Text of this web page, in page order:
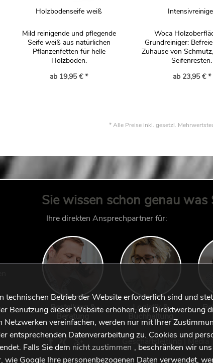
Holzbodenseife weiß
Mild reinigende und pflegende
Seife weiß aus natürlichen
Pflanzenfetten für helle
Holzböden.
ab 19,95 € *
Woca
Grundreiniger:
Zuhause von
Seifenresten.
ab 23,95 € *
* Alle Preise inkl. gesetzl.
Sie wissen schon genau was
Ihre direkten Ansprechpartner für:
Bestellung &
Logistik &
Buchhaltung
Geschäftsleitung Media
technischen Betrieb der Website erforderlich sind und
Benutzung dieser Website erhöhen, der Direktwerbung
Netzwerken vereinfachen, werden nur mit Ihrer
entsprechenden Datenverarbeitung zu. Cookies und
Falls Sie dem nicht zustimmen , beschränken wir
Google Ihre personenbezogenen Daten verwendet,